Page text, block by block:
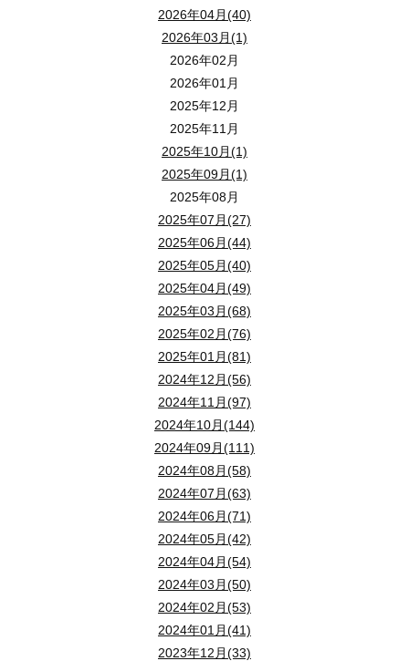
2026年04月(40)
2026年03月(1)
2026年02月
2026年01月
2025年12月
2025年11月
2025年10月(1)
2025年09月(1)
2025年08月
2025年07月(27)
2025年06月(44)
2025年05月(40)
2025年04月(49)
2025年03月(68)
2025年02月(76)
2025年01月(81)
2024年12月(56)
2024年11月(97)
2024年10月(144)
2024年09月(111)
2024年08月(58)
2024年07月(63)
2024年06月(71)
2024年05月(42)
2024年04月(54)
2024年03月(50)
2024年02月(53)
2024年01月(41)
2023年12月(33)